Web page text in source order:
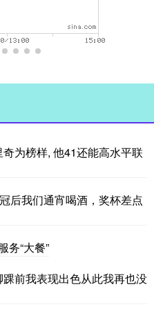
为榜样, 他41还能高水平联
后我们通宵喝酒，奖杯差点
务“大餐”
前我表现出色从此我再也没